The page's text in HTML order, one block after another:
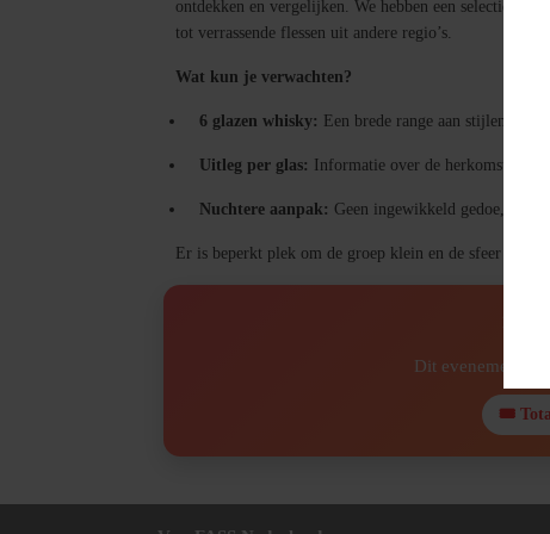
ontdekken en vergelijken. We hebben een selectie
tot verrassende flessen uit andere regio’s.
Wat kun je verwachten?
6 glazen whisky: Een brede range aan stijlen,
Uitleg per glas: Informatie over de herkomst, de
Nuchtere aanpak: Geen ingewikkeld gedoe,
Er is beperkt plek om de groep klein en de sfeer
❌
Dit evenement is
🎟